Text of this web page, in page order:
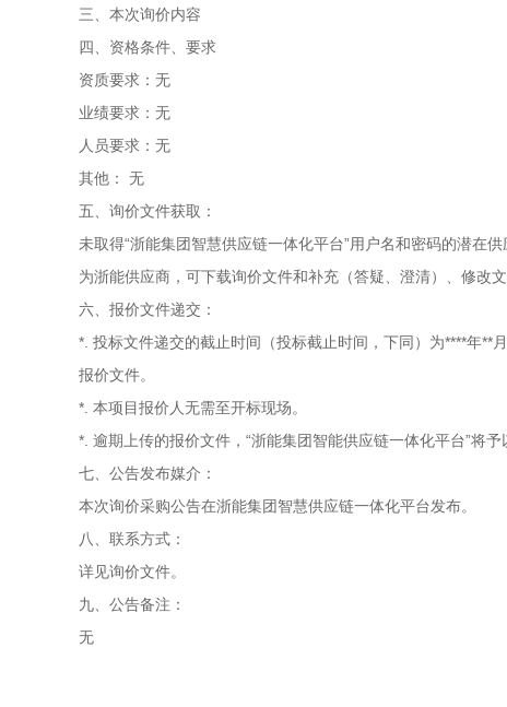
三、本次询价内容
四、资格条件、要求
资质要求：无
业绩要求：无
人员要求：无
其他： 无
五、询价文件获取：
未取得“浙能集团智慧供应链一体化平台”用户名和密码的潜在
为浙能供应商，可下载询价文件和补充（答疑、澄清）、修改文
六、报价文件递交：
*. 投标文件递交的截止时间（投标截止时间，下同）为****年**
报价文件。
*. 本项目报价人无需至开标现场。
*. 逾期上传的报价文件，“浙能集团智能供应链一体化平台”将予
七、公告发布媒介：
本次询价采购公告在浙能集团智慧供应链一体化平台发布。
八、联系方式：
详见询价文件。
九、公告备注：
无